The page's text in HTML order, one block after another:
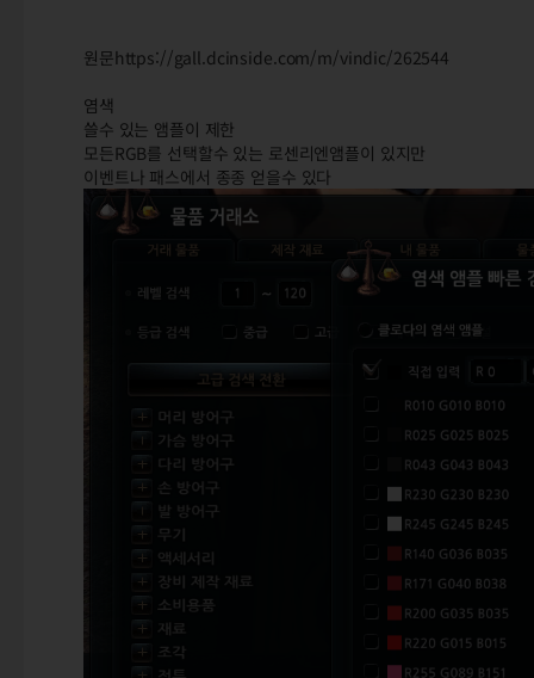
원문https://gall.dcinside.com/m/vindic/262544
염색
쓸수 있는 앰플이 제한
모든RGB를 선택할수 있는 로센리엔앰플이 있지만
이벤트나 패스에서 종종 얻을수 있다